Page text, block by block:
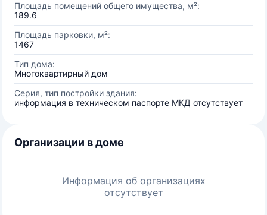
Площадь помещений общего имущества, м²:
189.6
Площадь парковки, м²:
1467
Тип дома:
Многоквартирный дом
Серия, тип постройки здания:
информация в техническом паспорте МКД отсутствует
Организации в доме
Информация об организациях
отсутствует